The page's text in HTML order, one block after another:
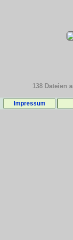
138 Dateien
Impressum